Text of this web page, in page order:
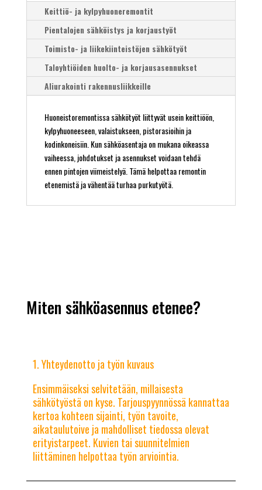
Keittiö- ja kylpyhuoneremontit
Pientalojen sähköistys ja korjaustyöt
Toimisto- ja liikekiinteistöjen sähkötyöt
Taloyhtiöiden huolto- ja korjausasennukset
Aliurakointi rakennusliikkeille
Huoneistoremontissa sähkötyöt liittyvät usein keittiöön,
kylpyhuoneeseen, valaistukseen, pistorasioihin ja
kodinkoneisiin. Kun sähköasentaja on mukana oikeassa
vaiheessa, johdotukset ja asennukset voidaan tehdä
ennen pintojen viimeistelyä. Tämä helpottaa remontin
etenemistä ja vähentää turhaa purkutyötä.
Miten sähköasennus etenee?
Yhteydenotto ja työn kuvaus
Ensimmäiseksi selvitetään, millaisesta
sähkötyöstä on kyse. Tarjouspyynnössä kannattaa
kertoa kohteen sijainti, työn tavoite,
aikataulutoive ja mahdolliset tiedossa olevat
erityistarpeet. Kuvien tai suunnitelmien
liittäminen helpottaa työn arviointia.